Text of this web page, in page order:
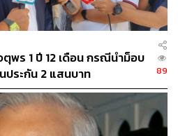
รูปขจร และนาวาอากาศโท
อากาศเอก มนัส รูปขจร) นำเอา
ม้าที่ 4 รักษาพระองค์ และกรม
คน ทำการรัฐประหาร แต่ไม่
วันที่ 9 กันยายน 2528 มีอดีตนาย
ก่ พลเอก เกรียงศักดิ์ ชมะนันทน์,
ก ยศ เทพหัสดิน ณ อยุธยา และพล
น์ ต่อมาอดีตนายทหารระดับสูง
พร 1 ปี 12 เดือน กรณีนำม็อบ
ประกัน 2 แสนบาท
89